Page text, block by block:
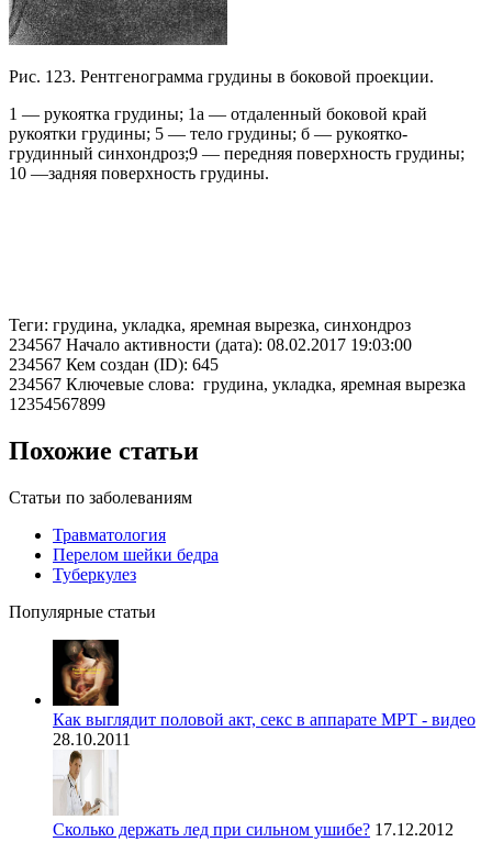
Рис. 123. Рентгенограмма грудины в боковой проекции.
1 — рукоятка грудины; 1а — отдаленный боковой край
рукоятки грудины; 5 — тело грудины; б — рукоятко-
грудинный синхондроз;9 — передняя поверхность грудины;
10 —задняя поверхность грудины.
Теги: грудина, укладка, яремная вырезка, синхондроз
234567 Начало активности (дата): 08.02.2017 19:03:00
234567 Кем создан (ID): 645
234567 Ключевые слова: грудина, укладка, яремная вырезка
12354567899
Похожие статьи
Статьи по заболеваниям
Травматология
Перелом шейки бедра
Туберкулез
Популярные статьи
Как выглядит половой акт, секс в аппарате МРТ - видео
28.10.2011
Сколько держать лед при сильном ушибе? 17.12.2012